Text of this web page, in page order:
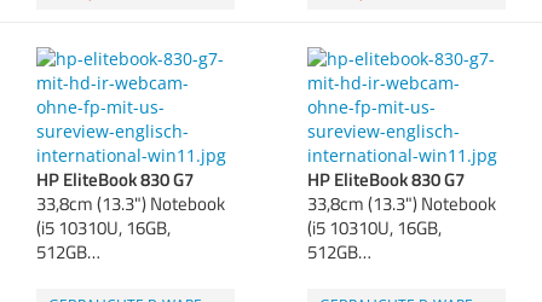
HP EliteBook 830 G7
33,8cm (13.3") Notebook
(i5 10310U, 16GB,
512GB…
HP EliteBook 830 G7
33,8cm (13.3") Notebook
(i5 10310U, 16GB,
512GB…